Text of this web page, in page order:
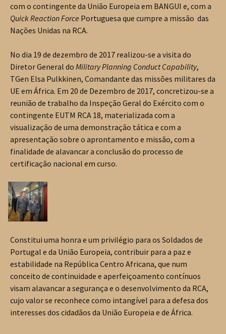
com o contingente da União Europeia em BANGUI e, com a
Quick Reaction Force Portuguesa que cumpre a missão das
Nações Unidas na RCA.
No dia 19 de dezembro de 2017 realizou-se a visita do
Diretor General do Military Planning Conduct Capability,
TGen Elsa Pulkkinen, Comandante das missões militares da
UE em África. Em 20 de Dezembro de 2017, concretizou-se a
reunião de trabalho da Inspeção Geral do Exército com o
contingente EUTM RCA 18, materializada com a
visualização de uma demonstração tática e com a
apresentação sobre o aprontamento e missão, com a
finalidade de alavancar a conclusão do processo de
certificação nacional em curso.
Constitui uma honra e um privilégio para os Soldados de
Portugal e da União Europeia, contribuir para a paz e
estabilidade na República Centro Africana, que num
conceito de continuidade e aperfeiçoamento contínuos
visam alavancar a segurança e o desenvolvimento da RCA,
cujo valor se reconhece como intangível para a defesa dos
interesses dos cidadãos da União Europeia e de África.